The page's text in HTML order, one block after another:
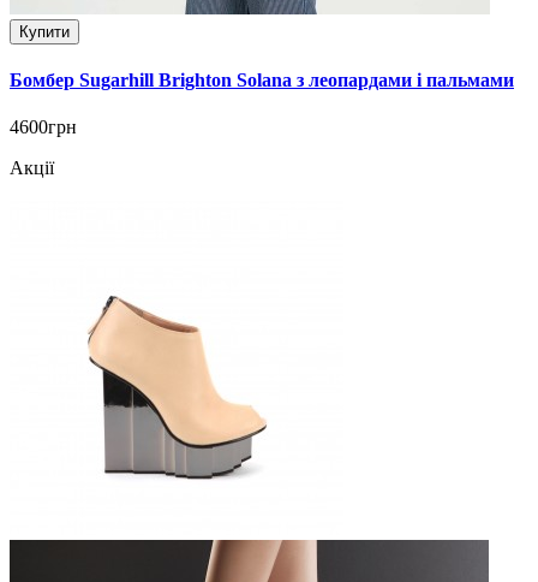
Купити
Бомбер Sugarhill Brighton Solana з леопардами і пальмами
4600грн
Акції